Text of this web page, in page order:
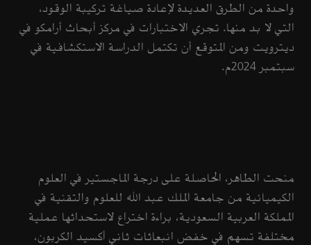
واحدة من الطرق العديدة لإعادة صياغة تركيبة الوقود،
التي لا بد منها. تجري الاختبارات في مركز أبحاث أرامكو في
ديترويت ومن المتوقع أن تكتمل الدراسة الاستكشافية في
سبتمبر 2024م.
منحت الطاهر، الحاصلة على درجة الماجستير في العلوم
الكيميائية من جامعة الملك عبد الله للعلوم والتقنية في
المملكة العربية السعودية، براءة اختراع لاستحداثها عملية
مختلفة تسهم في خفض انبعاثات ثاني أكسيد الكربون،